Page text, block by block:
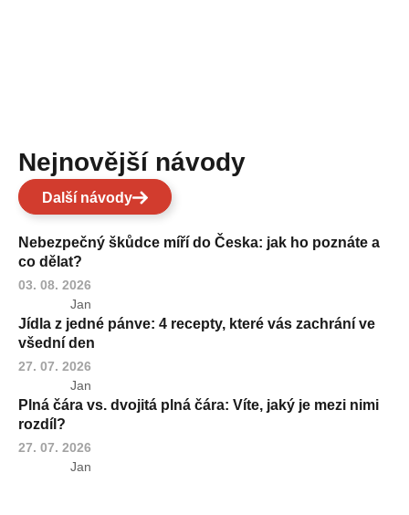
Nejnovější návody
Další návody
Nebezpečný škůdce míří do Česka: jak ho poznáte a
co dělat?
03. 08. 2026
Jan
Jídla z jedné pánve: 4 recepty, které vás zachrání ve
všední den
27. 07. 2026
Jan
Plná čára vs. dvojitá plná čára: Víte, jaký je mezi nimi
rozdíl?
27. 07. 2026
Jan